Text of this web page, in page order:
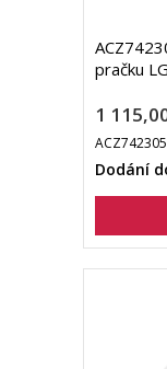
pračku LG
1
Dodání